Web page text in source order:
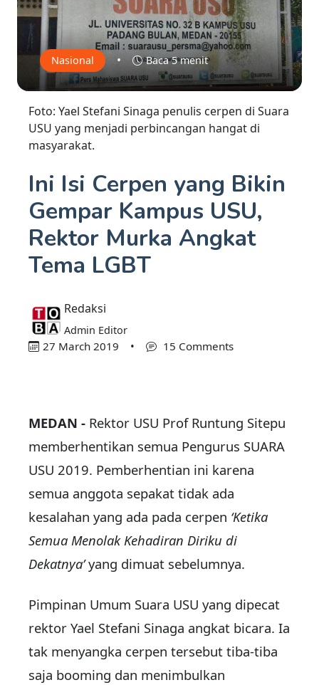
Nasional • Baca 5 menit
Foto: Yael Stefani Sinaga penulis cerpen di Suara
USU yang menjadi perbincangan hangat di
masyarakat.
Ini Isi Cerpen yang Bikin
Gempar Kampus USU,
Rektor Murka Angkat
Tema LGBT
Redaksi
Admin Editor
27 March 2019 • 15 Comments
MEDAN - Rektor USU Prof Runtung Sitepu
memberhentikan semua Pengurus SUARA
USU 2019. Pemberhentian ini karena
semua anggota sepakat tidak ada
kesalahan yang ada pada cerpen ‘Ketika
Semua Menolak Kehadiran Diriku di
Dekatnya’yang dimuat sebelumnya.
Pimpinan Umum Suara USU yang dipecat
rektor Yael Stefani Sinaga angkat bicara. Ia
tak menyangka cerpen tersebut tiba-tiba
saja booming dan menimbulkan